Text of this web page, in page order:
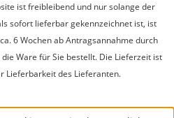
ist freibleibend und nur solange der
sofort lieferbar gekennzeichnet ist, ist
6 Wochen ab Antragsannahme durch
Ware für Sie bestellt. Die Lieferzeit ist
Lieferbarkeit des Lieferanten.